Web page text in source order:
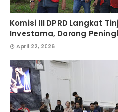
Komisi III DPRD Langkat
Investama, Dorong
April 22, 2026